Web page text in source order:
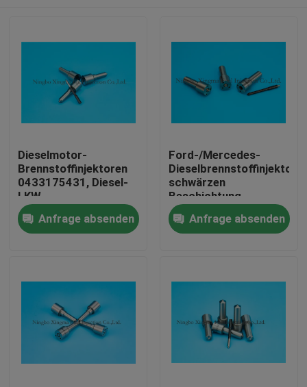
Über uns
Dieselmotor-
Brennstoffinjektoren
0433175431, Diesel-
LKW-
Brennstoffinjektoren
Peugeots
Anfrage absenden
Ford-/Mercedes-
schwärzen
Beschichtung
0433175501/
Anfrage absenden